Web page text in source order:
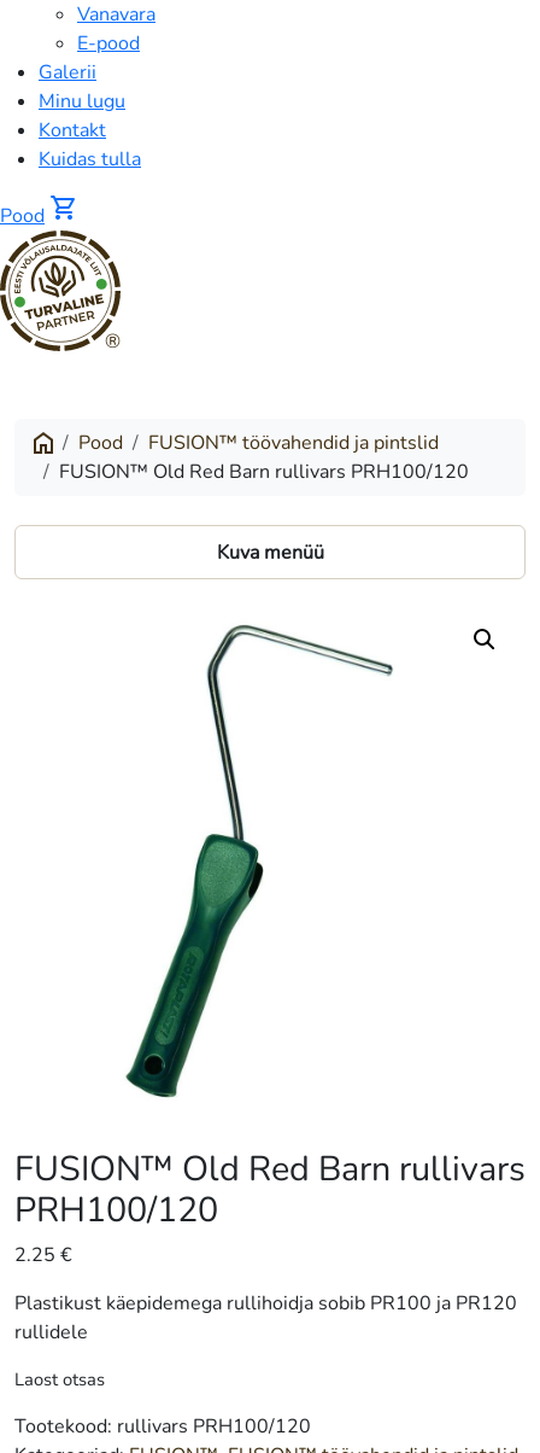
Vanavara
E-pood
Galerii
Minu lugu
Kontakt
Kuidas tulla
Pood shopping_cart
®
Red
Barn
rullivars
PRH100/120
Pood
FUSION™ töövahendid ja pintslid
FUSION™ Old Red Barn rullivars PRH100/120
Kuva menüü
FUSION™ Old Red Barn rullivars
PRH100/120
2.25 €
Plastikust käepidemega rullihoidja sobib PR100 ja PR120
rullidele
Laost otsas
Tootekood: rullivars PRH100/120